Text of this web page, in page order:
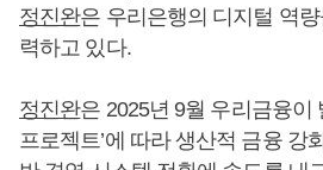
정진완은 우리은행의 디지털 역
력하고 있다.
정진완은 2025년 9월 우리금융이
프로젝트’에 따라 생산적 금융 강